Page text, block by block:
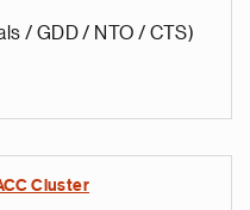
/ GDD / NTO / CTS)
Cluster